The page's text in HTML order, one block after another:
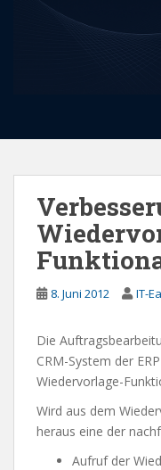
8. Juni 2012 IT-
Die
CRM-System der
Wiedervorlage-
Wird aus dem
heraus eine der
Aufruf der